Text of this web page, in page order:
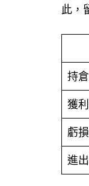
此，
持
獲
虧
進